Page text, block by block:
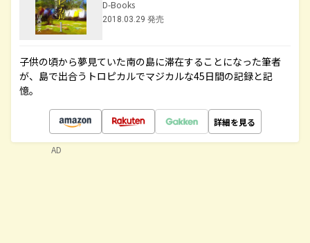
D-Books
2018.03.29 発売
子供の頃から夢見ていた南の島に滞在することになった筆者
が、島で出合うトロピカルでマジカルな45日間の記録と記
憶。
詳細を見る
AD